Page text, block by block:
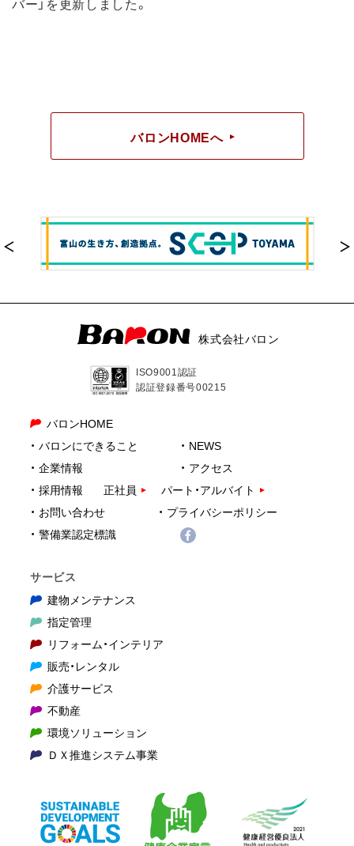
バロンHOMEへ
株式会社バロン
ISO9001認証
認証登録番号00215
バロンHOME
バロンにできること
NEWS
企業情報
アクセス
採用情報
正社員
パート・アルバイト
お問い合わせ
プライバシーポリシー
警備業認定標識
サービス
建物メンテナンス
指定管理
リフォーム・インテリア
販売・レンタル
介護サービス
不動産
環境ソリューション
ＤＸ推進システム事業